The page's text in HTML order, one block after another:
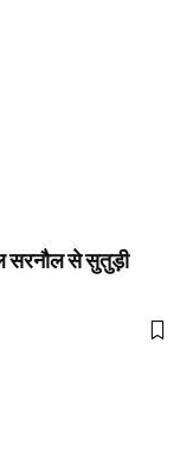
सरनौल से सुतुड़ी